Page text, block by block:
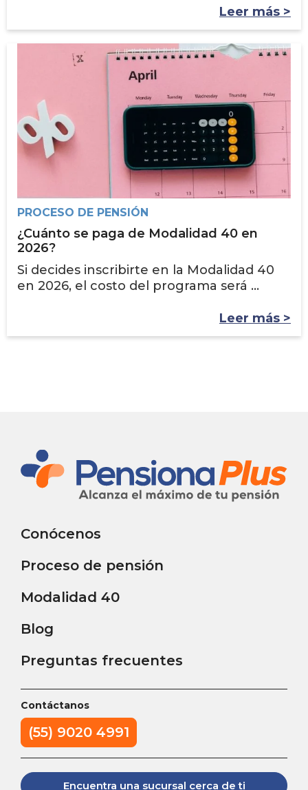
Leer más >
PROCESO DE PENSIÓN
¿Cuánto se paga de Modalidad 40 en
2026?
Si decides inscribirte en la Modalidad 40
en 2026, el costo del programa será ...
Leer más >
Conócenos
Proceso de pensión
Modalidad 40
Blog
Preguntas frecuentes
Contáctanos
(55) 9020 4991
Encuentra una sucursal cerca de ti